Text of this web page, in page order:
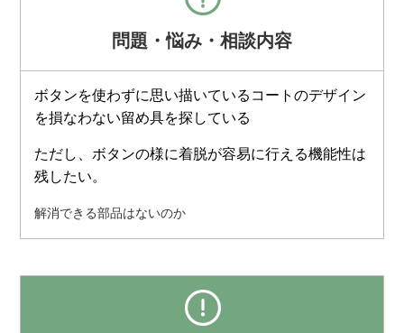
問題・悩み・相談内容
ボタンを使わずに思い描いているコートのデザイン
を損なわない留め具を探している
ただし、ボタンの様に着脱が容易に行える機能性は
残したい。
解消できる部品はないのか